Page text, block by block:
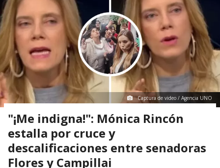
Captura de video / Agencia UNO
"¡Me indigna!": Mónica Rincón
estalla por cruce y
descalificaciones entre senadoras
Flores y Campillai